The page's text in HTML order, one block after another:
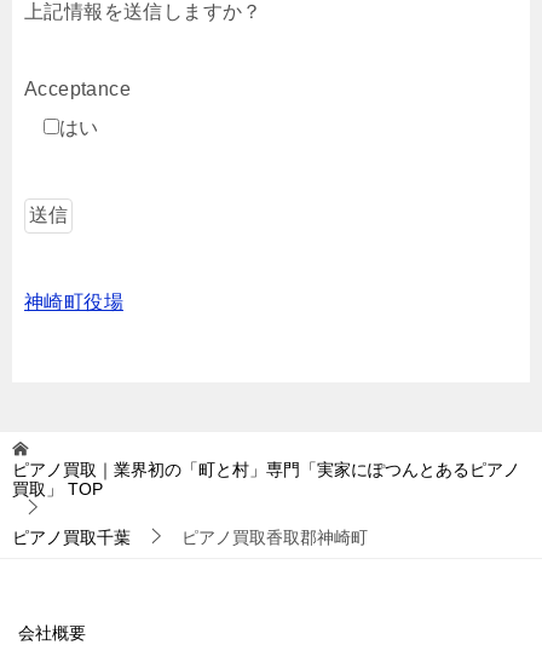
上記情報を送信しますか？
Acceptance
はい
神崎町役場
ピアノ買取｜業界初の「町と村」専門「実家にぽつんとあるピアノ
買取」
TOP
ピアノ買取千葉 ピアノ買取香取郡神崎町
会社概要